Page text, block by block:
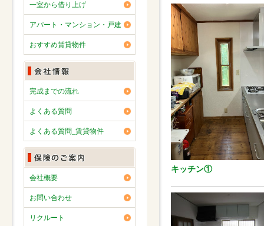
一室から借り上げ
アパート・マンション・戸建
おすすめ賃貸物件
完成までの流れ
よくある質問
よくある質問_賃貸物件
会社概要
お問い合わせ
リクルート
キッチン①